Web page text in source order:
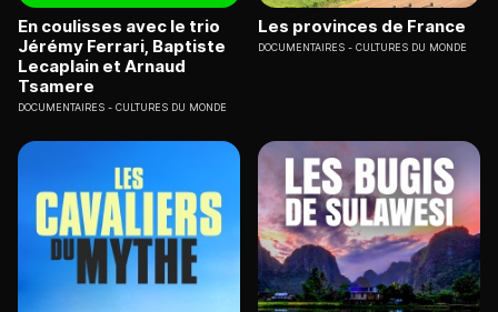
En coulisses avec le trio
Jérémy Ferrari, Baptiste
Lecaplain et Arnaud
Tsamere
DOCUMENTAIRES CULTURES DU MONDE
Les provinces de France
DOCUMENTAIRES CULTURES DU MONDE